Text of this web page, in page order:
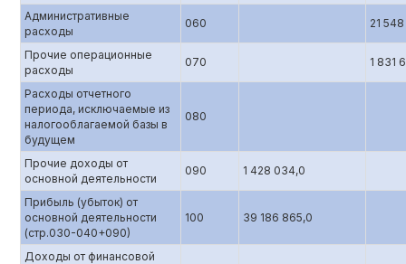
Административные
расходы
060 21
Прочие операционные
расходы
070 1 831
Расходы отчетного
периода, исключаемые из
налогооблагаемой базы в
будущем
080
Прочие доходы от
основной деятельности
090 1 428 034,0
Прибыль (убыток) от
основной деятельности
(стр.0З0-040+090)
100 39 186 865,0
Доходы от финансовой